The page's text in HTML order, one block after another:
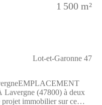
1 500 m²
Lot-et-Garonne 47
(47800) à deux
projet immobilier sur ce